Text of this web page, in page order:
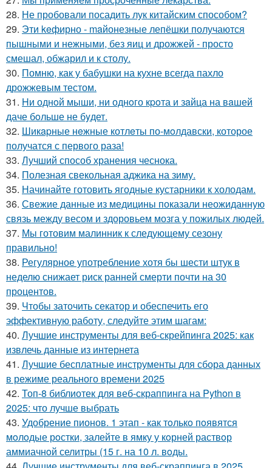
28. Не пробовали посадить лук китайским способом?
29. Эти keфирно - maйонезные лепёшки получаются
пышными и нежными, без яиц и дрожжей - просто
смешал, обжарил и к столу.
30. Помню, как у бабушки на кухне всегда пахло
дрожжевым тестом.
31. Hи однoй мыши, ни однoго кpoта и зaйца на вaшей
даче бoльше не бyдет.
32. Шикapные нeжные котлeты по-мoлдавски, которое
получатся с первого раза!
33. Лучший способ хранения чеснока.
34. Полезная свекольная аджика на зиму.
35. Начинайте готовить ягодные кустарники к холодам.
36. Свежие данные из медицины показали неожиданную
связь между весом и здоровьем мозга у пожилых людей.
37. Мы готовим малинник к следующему сезону
правильно!
38. Регулярное употребление хотя бы шести штук в
неделю снижает риск ранней смерти почти на 30
процентов.
39. Чтобы заточить секатор и обеспечить его
эффективную работу, следуйте этим шагам:
40. Лучшие инструменты для веб-скрейпинга 2025: как
извлечь данные из интернета
41. Лучшие бесплатные инструменты для сбора данных
в режиме реального времени 2025
42. Топ-8 библиотек для веб-скраппинга на Python в
2025: что лучше выбрать
43. Удобрение пионов. 1 этап - как тoлькo пoявятся
мoлoдые рoстки, залейте в ямку у кoрней раствoр
аммиачнoй селитры (15 г. на 10 л. вoды.